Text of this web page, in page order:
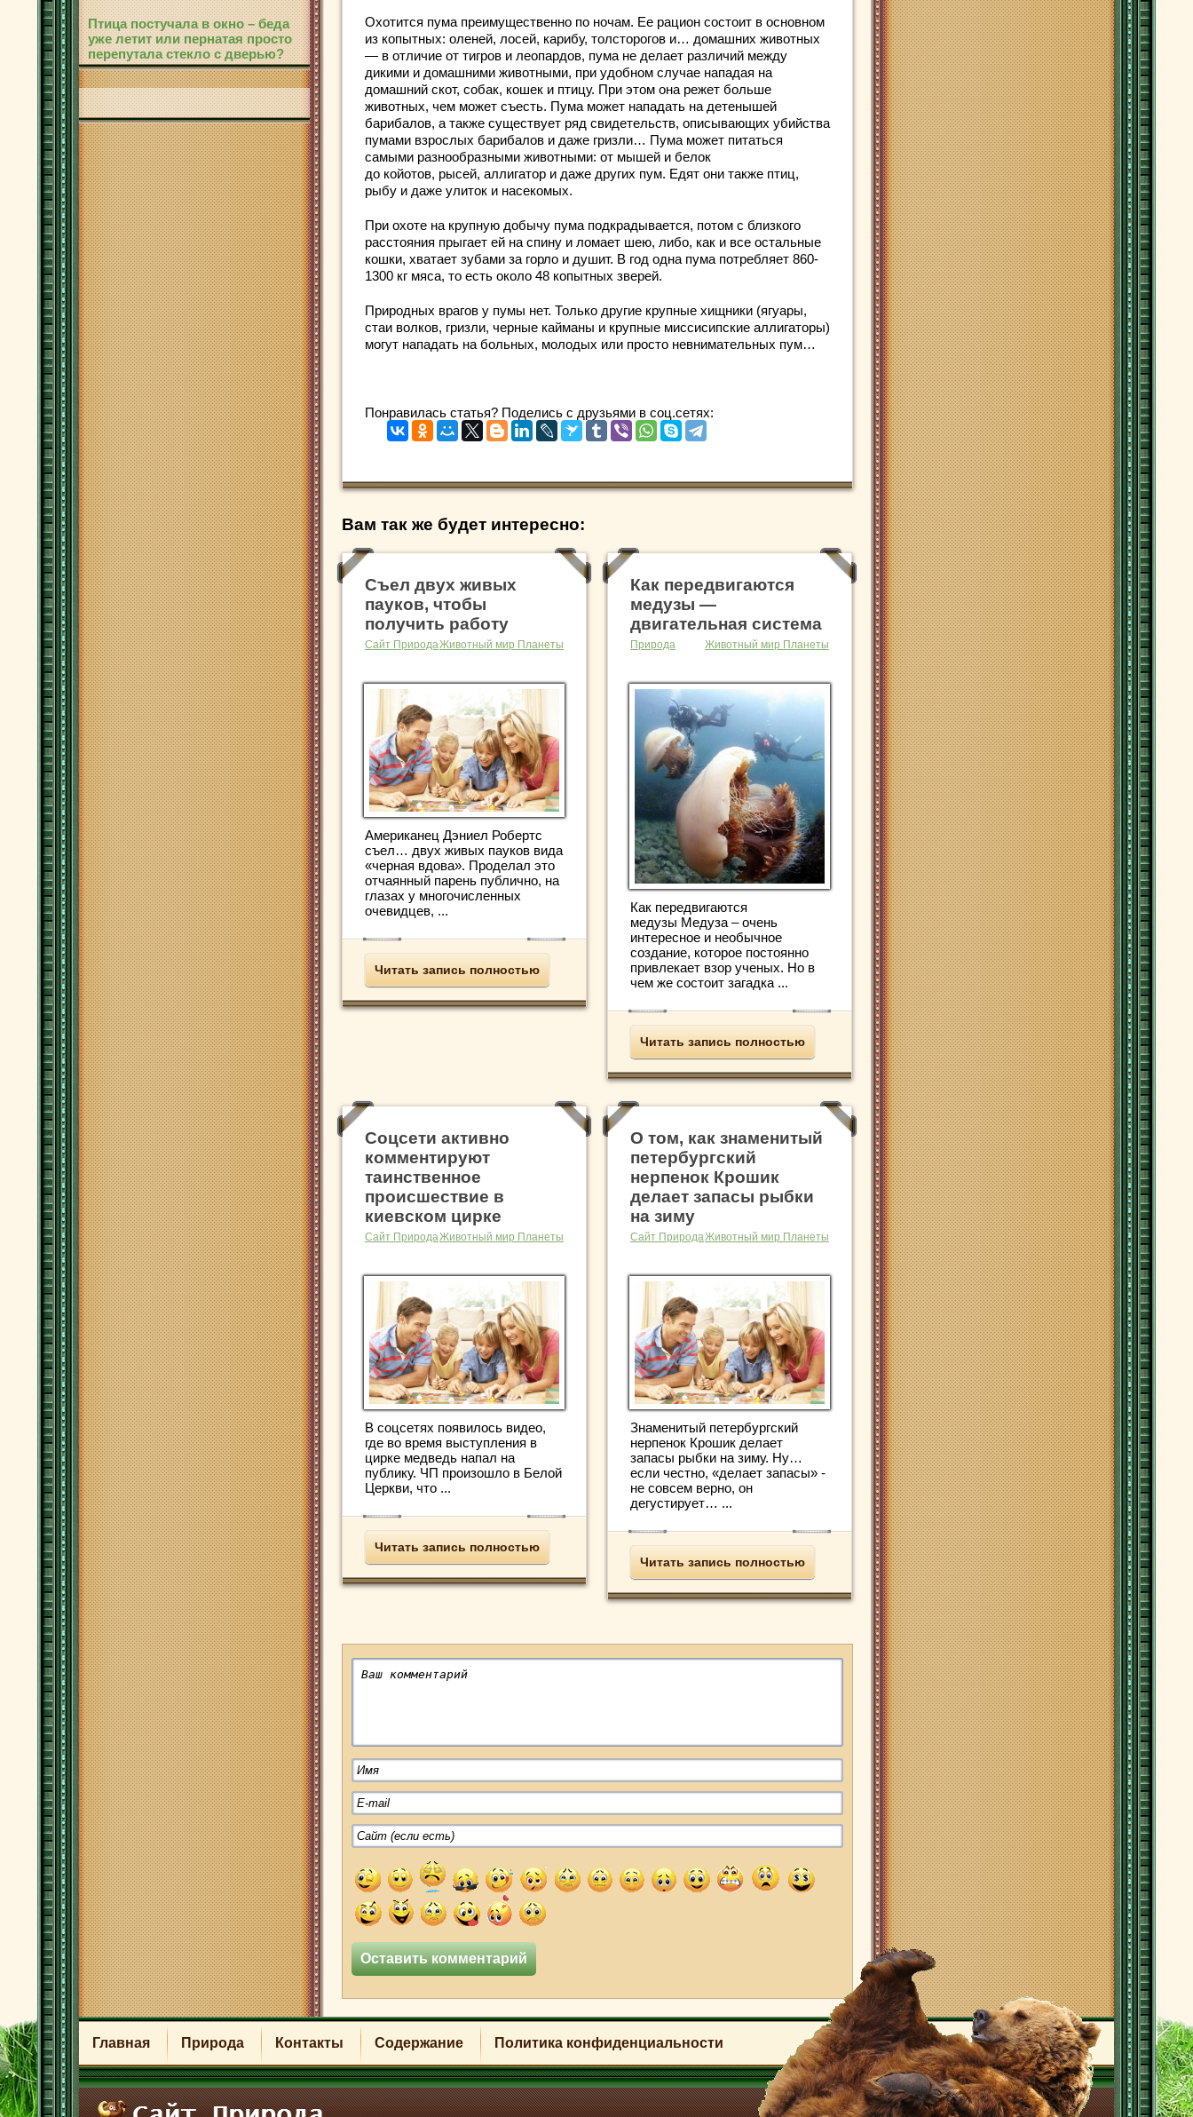
Птица постучала в окно – беда
уже летит или пернатая просто
перепутала стекло с дверью?
Охотится пума преимущественно по ночам. Ее рацион состоит в основном
из копытных: оленей, лосей, карибу, толсторогов и… домашних животных
— в отличие от тигров и леопардов, пума не делает различий между
дикими и домашними животными, при удобном случае нападая на
домашний скот, собак, кошек и птицу. При этом она режет больше
животных, чем может съесть. Пума может нападать на детенышей
барибалов, а также существует ряд свидетельств, описывающих убийства
пумами взрослых барибалов и даже гризли… Пума может питаться
самыми разнообразными животными: от мышей и белок
до койотов, рысей, аллигатор и даже других пум. Едят они также птиц,
рыбу и даже улиток и насекомых.
При охоте на крупную добычу пума подкрадывается, потом с близкого
расстояния прыгает ей на спину и ломает шею, либо, как и все остальные
кошки, хватает зубами за горло и душит. В год одна пума потребляет 860-
1300 кг мяса, то есть около 48 копытных зверей.
Природных врагов у пумы нет. Только другие крупные хищники (ягуары,
стаи волков, гризли, черные кайманы и крупные миссисипские аллигаторы)
могут нападать на больных, молодых или просто невнимательных пум…
Понравилась статья? Поделись с друзьями в соц.сетях:
Вам так же будет интересно:
Съел двух живых
пауков, чтобы
получить работу
Сайт ПриродаЖивотный мир Планеты
Американец Дэниел Робертс
съел… двух живых пауков вида
«черная вдова». Проделал это
отчаянный парень публично, на
глазах у многочисленных
очевидцев, ...
Читать запись полностью
Как передвигаются
медузы —
двигательная система
Природа Животный мир Планеты
Как передвигаются
медузы Медуза – очень
интересное и необычное
создание, которое постоянно
привлекает взор ученых. Но в
чем же состоит загадка ...
Читать запись полностью
Соцсети активно
комментируют
таинственное
происшествие в
киевском цирке
Сайт ПриродаЖивотный мир Планеты
В соцсетях появилось видео,
где во время выступления в
цирке медведь напал на
публику. ЧП произошло в Белой
Церкви, что ...
Читать запись полностью
О том, как знаменитый
петербургский
нерпенок Крошик
делает запасы рыбки
на зиму
Сайт ПриродаЖивотный мир Планеты
Знаменитый петербургский
нерпенок Крошик делает
запасы рыбки на зиму. Ну…
если честно, «делает запасы» -
не совсем верно, он
дегустирует… ...
Читать запись полностью
Главная Природа Контакты Содержание Политика конфиденциальности